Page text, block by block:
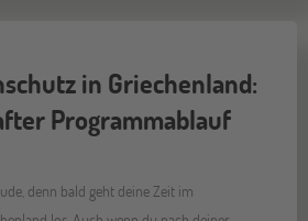
in Griechenland:
Programmablauf
denn bald geht deine Zeit im